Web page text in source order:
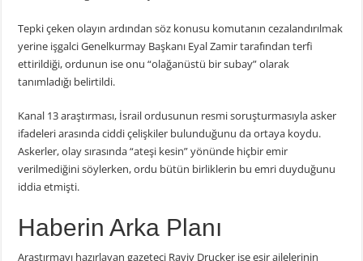
Tepki çeken olayın ardından söz konusu komutanın cezalandırılmak
yerine işgalci Genelkurmay Başkanı Eyal Zamir tarafından terfi
ettirildiği, ordunun ise onu “olağanüstü bir subay” olarak
tanımladığı belirtildi.
Kanal 13 araştırması, İsrail ordusunun resmi soruşturmasıyla asker
ifadeleri arasında ciddi çelişkiler bulunduğunu da ortaya koydu.
Askerler, olay sırasında “ateşi kesin” yönünde hiçbir emir
verilmediğini söylerken, ordu bütün birliklerin bu emri duyduğunu
iddia etmişti.
Haberin Arka Planı
Araştırmayı hazırlayan gazeteci Raviv Drucker ise esir ailelerinin